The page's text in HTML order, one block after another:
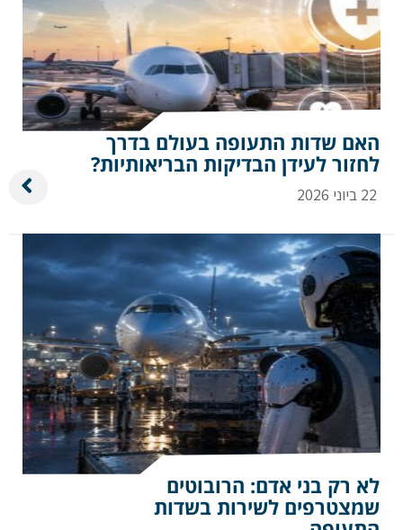
האם שדות התעופה בעולם בדרך
לחזור לעידן הבדיקות הבריאותיות?
22 ביוני 2026
לא רק בני אדם: הרובוטים
שמצטרפים לשירות בשדות